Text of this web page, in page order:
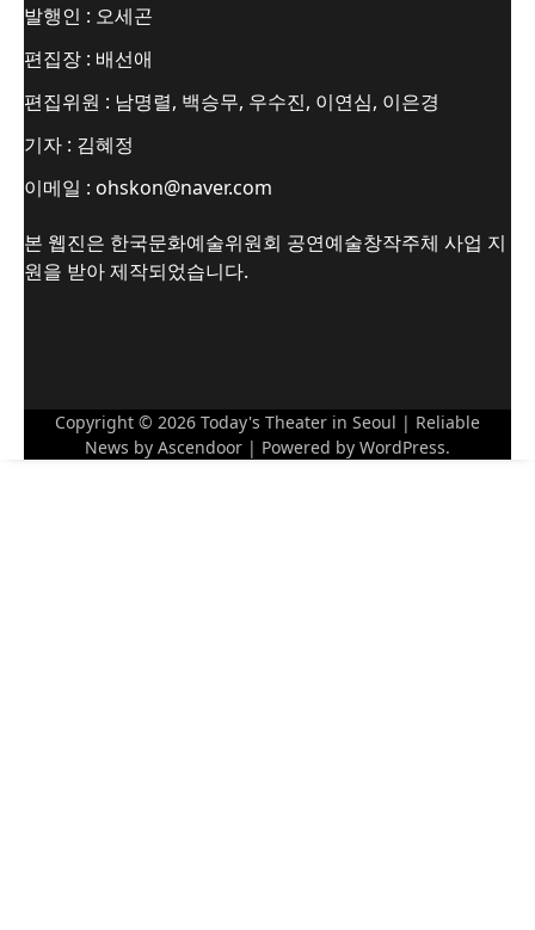
발행인 : 오세곤
편집장 : 배선애
편집위원 : 남명렬, 백승무, 우수진, 이연심, 이은경
기자 : 김혜정
이메일 : ohskon@naver.com
본 웹진은 한국문화예술위원회 공연예술창작주체 사업 지
원을 받아 제작되었습니다.
Copyright © 2026 Today's Theater in Seoul | Reliable
News by Ascendoor | Powered by WordPress.